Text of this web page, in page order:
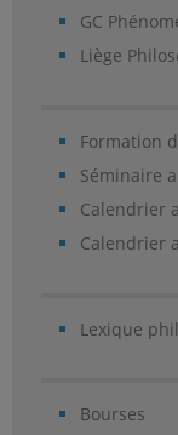
GC
Liège
Formation
Séminaire
Calendrier
Calendrier
Lexique
Bourses